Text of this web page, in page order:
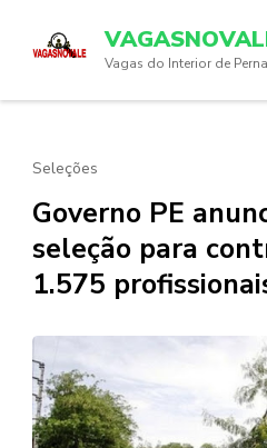
(Press
Vagas do Interior de
Seleções
Governo PE
seleção para
1.575